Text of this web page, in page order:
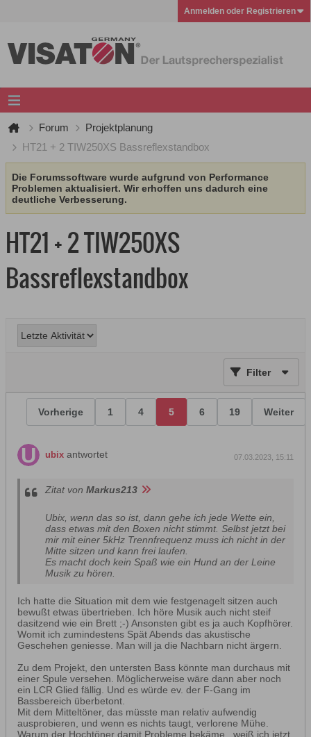
Anmelden oder Registrieren
Forum
Projektplanung
HT21 + 2 TIW250XS Bassreflexstandbox
Die Forumssoftware wurde aufgrund von Performance
Problemen aktualisiert. Wir erhoffen uns dadurch eine
deutliche Verbesserung.
HT21 + 2 TIW250XS
Bassreflexstandbox
Filter
Vorherige 1 4 5 6 19 Weiter
ubix antwortet 07.03.2023, 15:11
Zitat von Markus213
Ubix, wenn das so ist, dann gehe ich jede Wette ein,
dass etwas mit den Boxen nicht stimmt. Selbst jetzt bei
mir mit einer 5kHz Trennfrequenz muss ich nicht in der
Mitte sitzen und kann frei laufen.
Es macht doch kein Spaß wie ein Hund an der Leine
Musik zu hören.
Ich hatte die Situation mit dem wie festgenagelt sitzen auch
bewußt etwas übertrieben. Ich höre Musik auch nicht steif
dasitzend wie ein Brett ;-) Ansonsten gibt es ja auch Kopfhörer.
Womit ich zumindestens Spät Abends das akustische
Geschehen geniesse. Man will ja die Nachbarn nicht ärgern.
Zu dem Projekt, den untersten Bass könnte man durchaus mit
einer Spule versehen. Möglicherweise wäre dann aber noch
ein LCR Glied fällig. Und es würde ev. der F-Gang im
Bassbereich überbetont.
Mit dem Mitteltöner, das müsste man relativ aufwendig
ausprobieren, und wenn es nichts taugt, verlorene Mühe.
Warum der Hochtöner damit Probleme bekäme , weiß ich jetzt